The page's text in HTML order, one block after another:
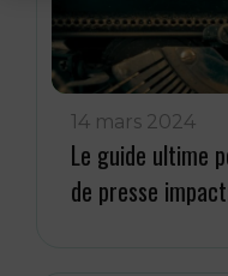
14 mars 2024
Le guide ultime
de presse